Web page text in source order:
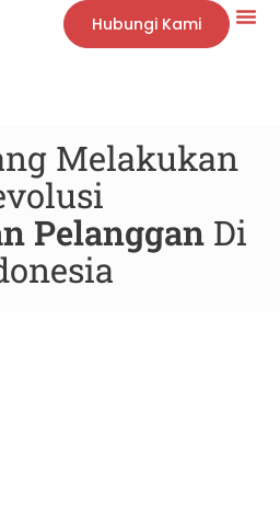
Hubungi Kami
Melakukan
Pelanggan Di